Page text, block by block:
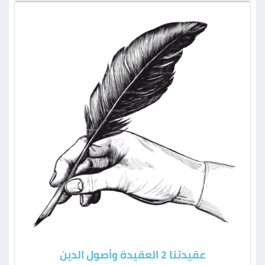
عقيدتنا 2 العقيدة وأصول الدين